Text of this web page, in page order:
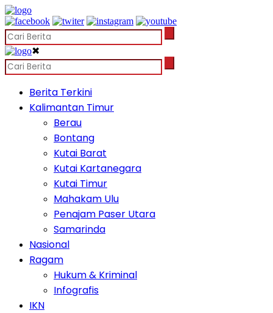
✖
Berita Terkini
Kalimantan Timur
Berau
Bontang
Kutai Barat
Kutai Kartanegara
Kutai Timur
Mahakam Ulu
Penajam Paser Utara
Samarinda
Nasional
Ragam
Hukum & Kriminal
Infografis
IKN